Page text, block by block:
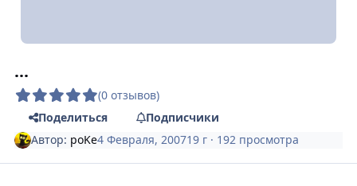
...
(0 отзывов)
Поделиться
Подписчики
Автор: poKe4 Февраля, 200719 г · 192 просмотра